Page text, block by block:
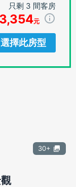
只剩 3 間客房
3,354元
選擇此房型
30+